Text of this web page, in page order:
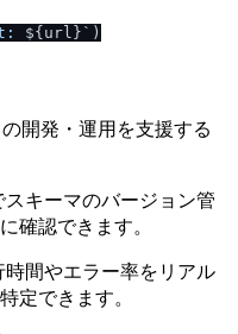
${url} `
開発・運用を支援する
キーマのバージョン管
確認できます。
間やエラー率をリアル
定できます。